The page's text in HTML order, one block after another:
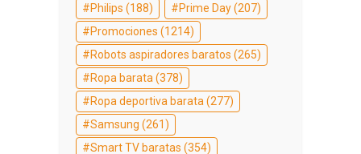
Philips (188) Prime Day(207)
Promociones (1214)
Robots aspiradores baratos (265)
Ropa barata (378)
Ropa deportiva barata (277)
Samsung (261)
Smart TV baratas (354)